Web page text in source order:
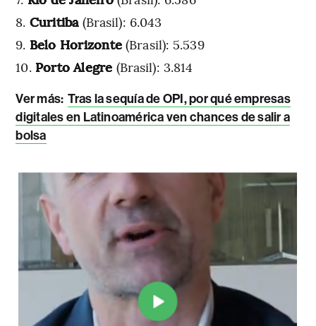
Curitiba(Brasil): 6.043
Belo Horizonte (Brasil): 5.539
Porto Alegre (Brasil): 3.814
Ver más: Tras la sequía de OPI, por qué empresas
digitales en Latinoamérica ven chances de salir a
bolsa